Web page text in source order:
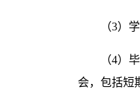
（3）
（4）
会，包括短